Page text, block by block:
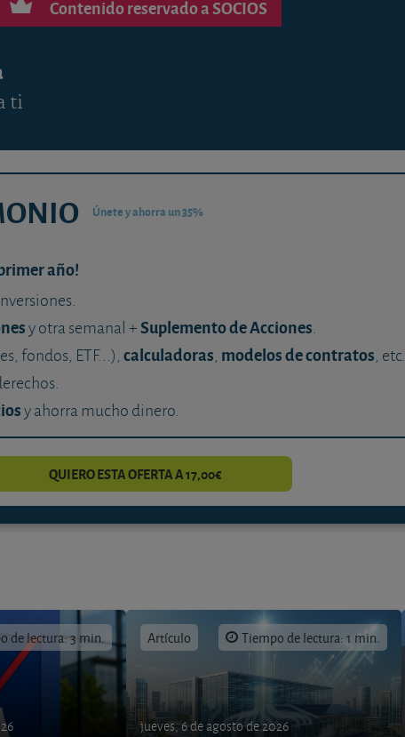
Contenido reservado a SOCIOS
ti
Únete y ahorra un 35%
año!
y otra semanal +Suplemento de Acciones.
fondos, ETF...),calculadoras, modelos de contratos, etc.
y ahorra mucho dinero.
QUIERO ESTA OFERTA A 17,00€
de lectura: 3 min. Artículo Tiempo de lectura: 1 min.
jueves, 6 de agosto de 2026